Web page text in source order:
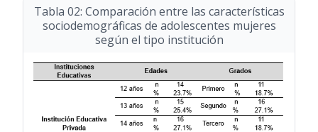
Tabla 02: Comparación entre las características
sociodemográficas de adolescentes mujeres
según el tipo institución